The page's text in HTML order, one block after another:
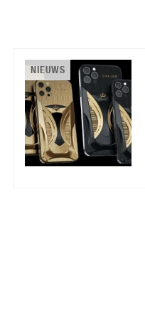
NIEUWS